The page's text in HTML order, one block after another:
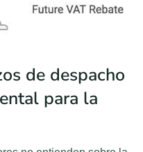
de despacho
para la